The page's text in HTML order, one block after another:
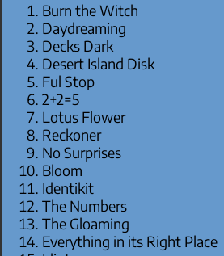
Burn the Witch
Daydreaming
Decks Dark
Desert Island Disk
Ful Stop
2+2=5
Lotus Flower
Reckoner
No Surprises
Bloom
Identikit
The Numbers
The Gloaming
Everything in its Right Place